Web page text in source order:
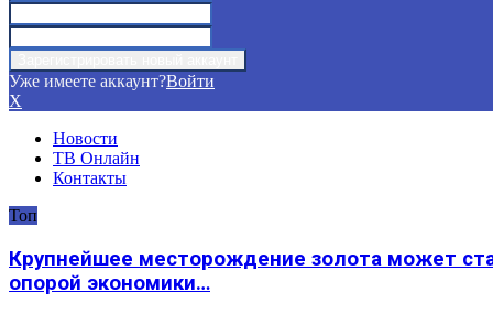
Уже имеете аккаунт?Войти
X
Новости
ТВ Онлайн
Контакты
Топ
Крупнейшее месторождение золота может
опорой экономики…